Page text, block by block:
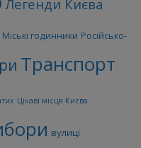
Легенди Києва
Міські годинники Російсько-
Транспорт
Цікаві місця Києва
вулиці